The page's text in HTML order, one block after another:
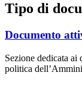
Tipo di
Documento
Sezione dedicata ai
politica